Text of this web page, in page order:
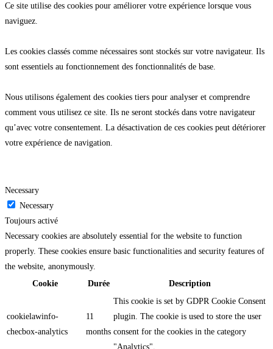
Ce site utilise des cookies pour améliorer votre expérience lorsque vous
naviguez.
Les cookies classés comme nécessaires sont stockés sur votre navigateur. Ils
sont essentiels au fonctionnement des fonctionnalités de base.
Nous utilisons également des cookies tiers pour analyser et comprendre
comment vous utilisez ce site. Ils ne seront stockés dans votre navigateur
qu’avec votre consentement. La désactivation de ces cookies peut détériorer
votre expérience de navigation.
Necessary
Necessary
Toujours activé
Necessary cookies are absolutely essential for the website to function
properly. These cookies ensure basic functionalities and security features of
the website, anonymously.
Cookie
Durée Description
cookielawinfo-
checbox-analytics
11
months
This cookie is set by GDPR Cookie Consent
plugin. The cookie is used to store the user
consent for the cookies in the category
"Analytics".